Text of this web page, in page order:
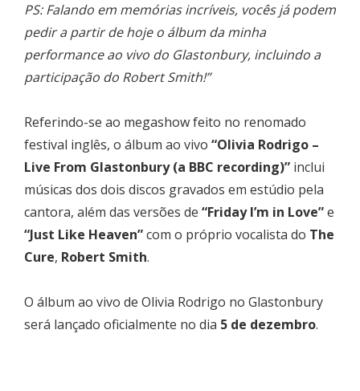
PS: Falando em memórias incríveis, vocês já podem
pedir a partir de hoje o álbum da minha
performance ao vivo do Glastonbury, incluindo a
participação do Robert Smith!”
Referindo-se ao megashow feito no renomado
festival inglês, o álbum ao vivo “Olivia Rodrigo –
Live From Glastonbury (a BBC recording)” inclui
músicas dos dois discos gravados em estúdio pela
cantora, além das versões de “Friday I’m in Love”e
“Just Like Heaven”com o próprio vocalista do The
Cure, Robert Smith.
O álbum ao vivo de Olivia Rodrigo no Glastonbury
será lançado oficialmente no dia 5 de dezembro.